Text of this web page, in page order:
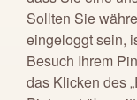
Sollten Sie
eingeloggt sein,
Besuch Ihrem
das Klicken des